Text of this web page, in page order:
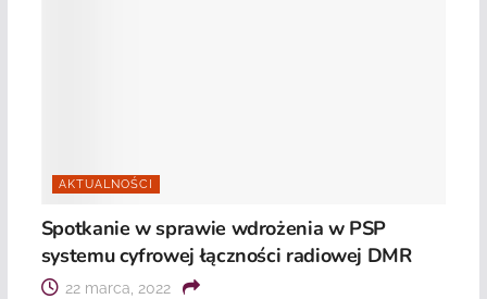
AKTUALNOŚCI
Spotkanie w sprawie wdrożenia w PSP
systemu cyfrowej łączności radiowej DMR
22 marca, 2022